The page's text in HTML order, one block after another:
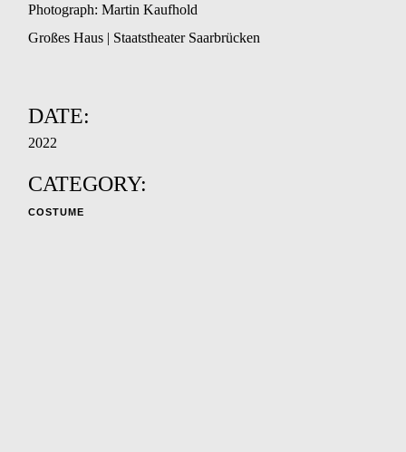
Photograph: Martin Kaufhold
Großes Haus | Staatstheater Saarbrücken
DATE:
2022
CATEGORY:
COSTUME